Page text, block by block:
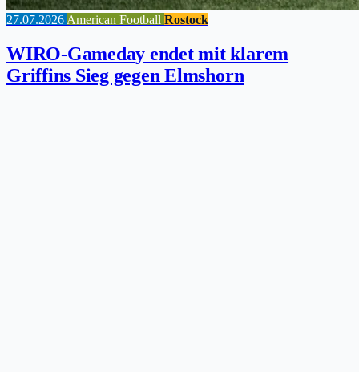
27.07.2026 American Football Rostock
WIRO-Gameday endet mit klarem
Griffins Sieg gegen Elmshorn